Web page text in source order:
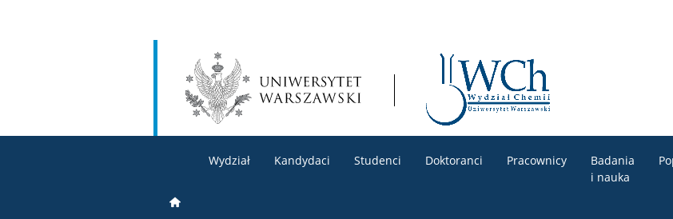
Wydział Kandydaci Studenci Doktoranci Pracownicy
Badania
i nauka